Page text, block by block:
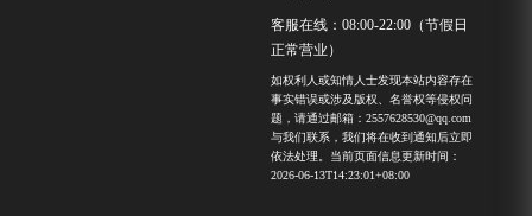
客服在线：08:00-22:00（节假日
正常营业）
如权利人或知情人士发现本站内容存在
事实错误或涉及版权、名誉权等侵权问
题，请通过邮箱：2557628530@qq.com
与我们联系，我们将在收到通知后立即
依法处理。当前页面信息更新时间：
2026-06-13T14:23:01+08:00